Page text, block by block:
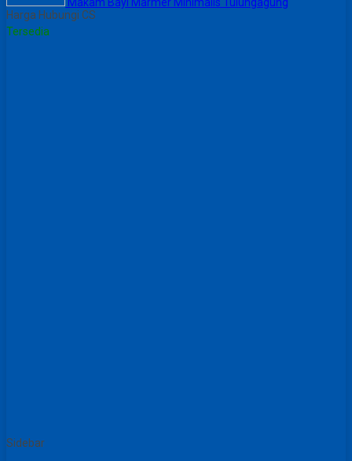
Makam Bayi Marmer Minimalis Tulungagung
Harga Hubungi CS
Tersedia
Sidebar